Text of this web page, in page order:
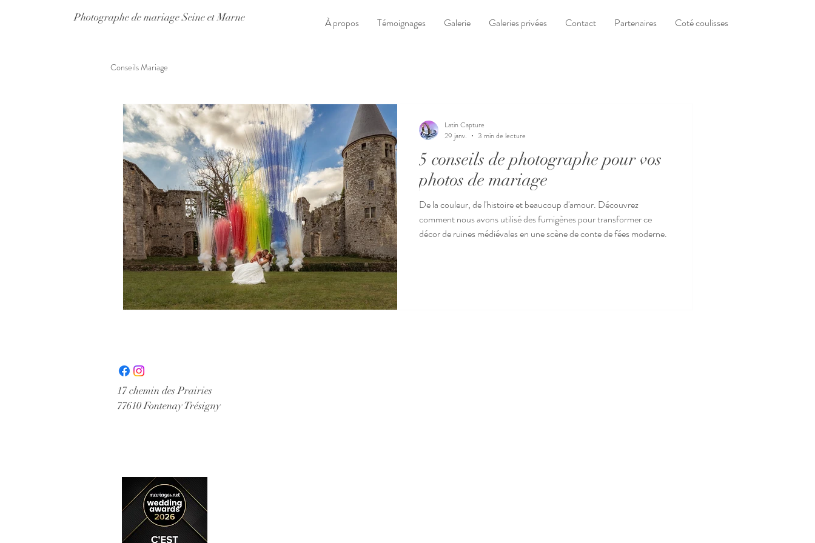
Photographe de mariage Seine et Marne À propos Témoignages Galerie Galeries privées Contact Partenaires Coté coulisses
Conseils Mariage
5 conseils de photographe pour vos
photos de mariage
De la couleur, de l'histoire et beaucoup d'amour. Découvrez
comment nous avons utilisé des fumigènes pour transformer ce
décor de ruines médiévales en une scène de conte de fées moderne.
Latin Capture
29 janv.
3 min de lecture
17 chemin des Prairies
77610 Fontenay Trésigny